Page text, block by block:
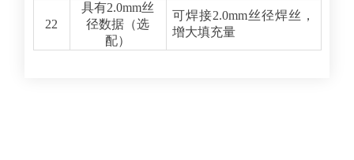
22
具有2.0mm丝
径数据（选
配）
可焊接2.0mm丝径焊丝，
增大填充量